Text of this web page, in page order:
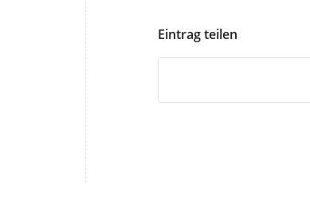
Eintrag teilen